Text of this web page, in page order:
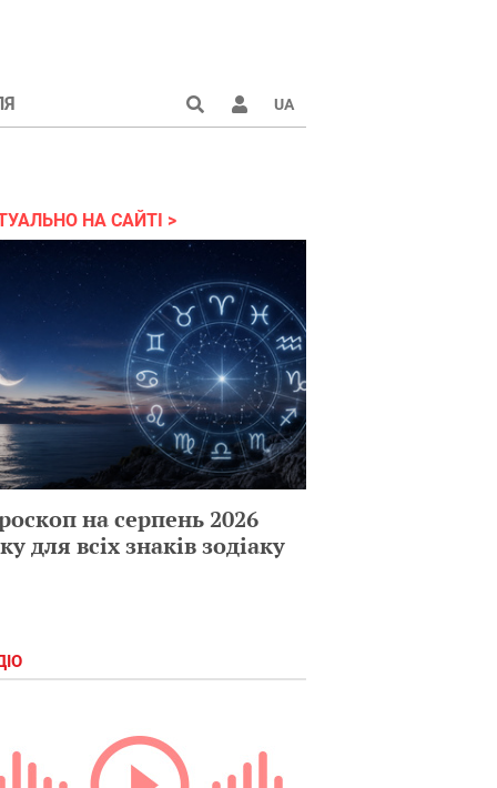
UA
2022
НА САЙТІ
на серпень 2026
для всіх знаків зодіаку